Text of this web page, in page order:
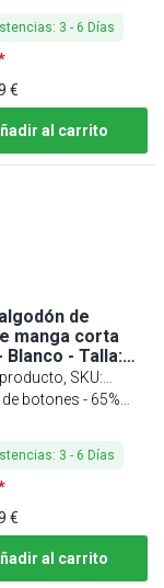
: 3 - 6 Días
€
al carrito
de
manga corta
Blanco - Talla:
SKU:
W botones - 65%
: 3 - 6 Días
€
al carrito